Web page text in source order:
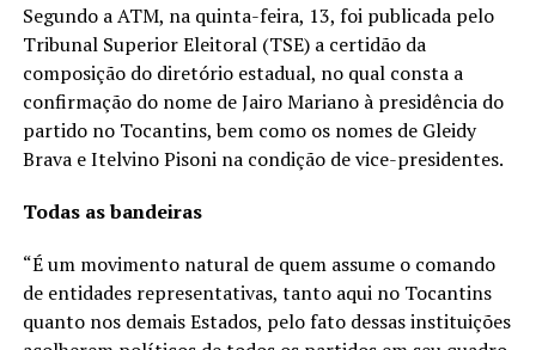
Segundo a ATM, na quinta-feira, 13, foi publicada pelo
Tribunal Superior Eleitoral (TSE) a certidão da
composição do diretório estadual, no qual consta a
confirmação do nome de Jairo Mariano à presidência do
partido no Tocantins, bem como os nomes de Gleidy
Brava e Itelvino Pisoni na condição de vice-presidentes.
Todas as bandeiras
“É um movimento natural de quem assume o comando
de entidades representativas, tanto aqui no Tocantins
quanto nos demais Estados, pelo fato dessas instituições